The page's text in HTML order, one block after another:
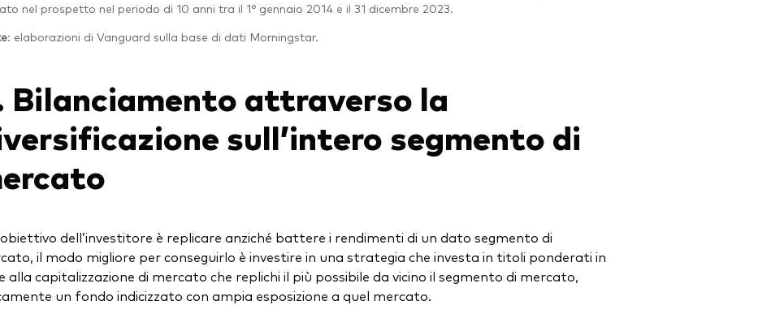
nel prospetto nel periodo di 10 anni tra il 1° gennaio 2014 e il 31 dicembre 2023.
: elaborazioni di Vanguard sulla base di dati Morningstar.
Bilanciamento attraverso la
sull’intero segmento di
dell’investitore è replicare anziché battere i rendimenti di un dato segmento di
il modo migliore per conseguirlo è investire in una strategia che investa in titoli ponderati in
alla capitalizzazione di mercato che replichi il più possibile da vicino il segmento di mercato,
un fondo indicizzato con ampia esposizione a quel mercato.